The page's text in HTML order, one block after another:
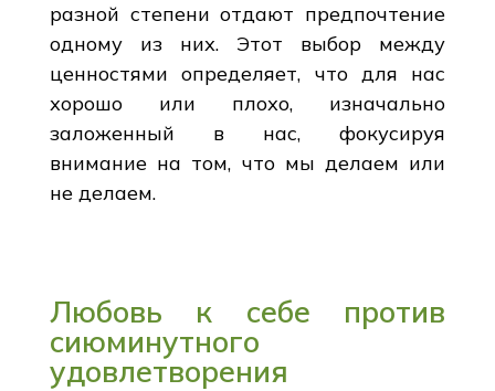
разной степени отдают предпочтение
одному из них. Этот выбор между
ценностями определяет, что для нас
хорошо или плохо, изначально
заложенный в нас, фокусируя
внимание на том, что мы делаем или
не делаем.
Любовь к себе против
сиюминутного
удовлетворения